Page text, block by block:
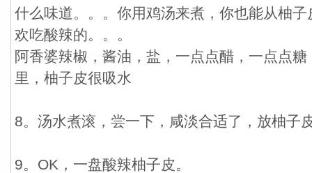
什么味道。。。你用鸡汤来煮，你也能从柚
欢吃酸辣的。。。
阿香婆辣椒，酱油，盐，一点点醋，一点点
里，柚子皮很吸水
8。汤水煮滚，尝一下，咸淡合适了，放柚子
9。OK，一盘酸辣柚子皮。